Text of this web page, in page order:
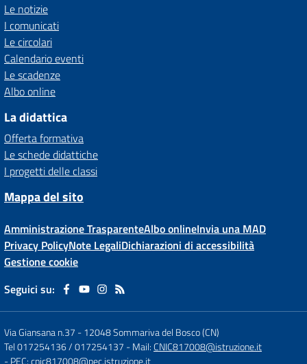
Le notizie
I comunicati
Le circolari
Calendario eventi
Le scadenze
Albo online
La didattica
Offerta formativa
Le schede didattiche
I progetti delle classi
Mappa del sito
Amministrazione TrasparenteAlbo onlineInvia una MAD
Privacy PolicyNote LegaliDichiarazioni di accessibilità
Gestione cookie
Seguici su:
Via Giansana n.37 -12048 Sommariva del Bosco (CN)
Tel 017254136 / 017254137 - Mail:CNIC817008@istruzione.it
- PEC:cnic817008@pec.istruzione.it